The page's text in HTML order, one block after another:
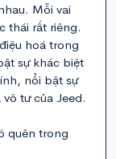
Mỗi vai
thái rất riêng.
hoá trong
sự khác biệt
nổi bật sự
tư của Jeed.
quên trong